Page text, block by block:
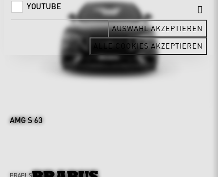
AMG S 63
YOUTUBE
AUSWAHL AKZEPTIEREN
ALLE COOKIES AKZEPTIEREN
BRABUS